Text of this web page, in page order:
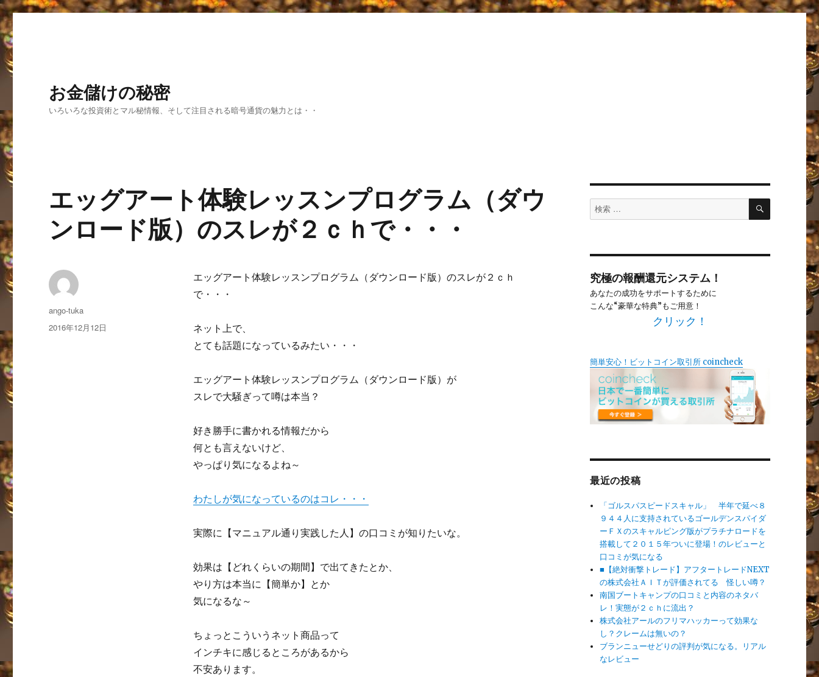
お金儲けの秘密
いろいろな投資術とマル秘情報、そして注目される暗号通貨の魅力とは・・
エッグアート体験レッスンプログラム（ダウ
ンロード版）のスレが２ｃｈで・・・
エッグアート体験レッスンプログラム（ダウンロード版）のスレが２ｃｈ
で・・・
ネット上で、
とても話題になっているみたい・・・
エッグアート体験レッスンプログラム（ダウンロード版）が
スレで大騒ぎって噂は本当？
好き勝手に書かれる情報だから
何とも言えないけど、
やっぱり気になるよね～
わたしが気になっているのはコレ・・・
実際に【マニュアル通り実践した人】の口コミが知りたいな。
効果は【どれくらいの期間】で出てきたとか、
やり方は本当に【簡単か】とか
気になるな～
ちょっとこういうネット商品って
インチキに感じるところがあるから
不安あります。
投
稿
ango-tuka
投
2016年12月12日
検
索
検
究極の報酬還元システム！
あなたの成功をサポートするために
こんな“豪華な特典”もご用意！
クリック！
簡単安心！ビットコイン取引所 coincheck
最近の投稿
「ゴルスパスピードスキャル」 半年で延べ８
９４４人に支持されているゴールデンスパイダ
ーＦＸのスキャルピング版がプラチナロードを
搭載して２０１５年ついに登場！のレビューと
口コミが気になる
■【絶対衝撃トレード】アフタートレードNEXT
の株式会社ＡＩＴが評価されてる 怪しい噂？
南国ブートキャンプの口コミと内容のネタバ
レ！実態が２ｃｈに流出？
株式会社アールのフリマハッカーって効果な
し？クレームは無いの？
ブランニューせどりの評判が気になる。リアル
なレビュー